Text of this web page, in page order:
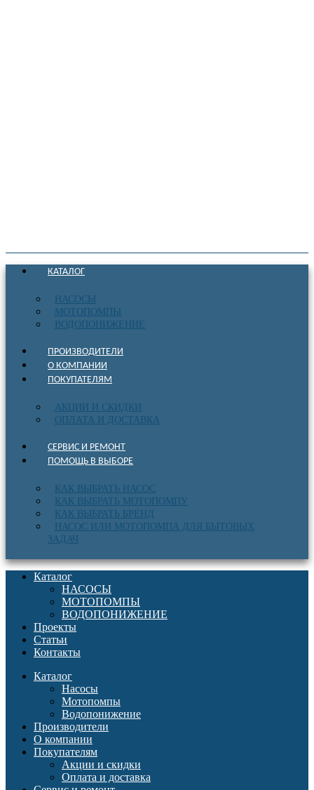
КАТАЛОГ
НАСОСЫ
МОТОПОМПЫ
ВОДОПОНИЖЕНИЕ
ПРОИЗВОДИТЕЛИ
О КОМПАНИИ
ПОКУПАТЕЛЯМ
АКЦИИ И СКИДКИ
ОПЛАТА И ДОСТАВКА
СЕРВИС И РЕМОНТ
ПОМОЩЬ В ВЫБОРЕ
КАК ВЫБРАТЬ НАСОС
КАК ВЫБРАТЬ МОТОПОМПУ
КАК ВЫБРАТЬ БРЕНД
НАСОС ИЛИ МОТОПОМПА ДЛЯ БЫТОВЫХ
ЗАДАЧ
Каталог
НАСОСЫ
МОТОПОМПЫ
ВОДОПОНИЖЕНИЕ
Проекты
Статьи
Контакты
Каталог
Насосы
Мотопомпы
Водопонижение
Производители
О компании
Покупателям
Акции и скидки
Оплата и доставка